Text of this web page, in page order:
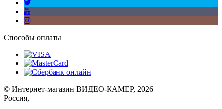
Способы оплаты
© Интернет-магазин ВИДЕО-КАМЕР, 2026
Россия,